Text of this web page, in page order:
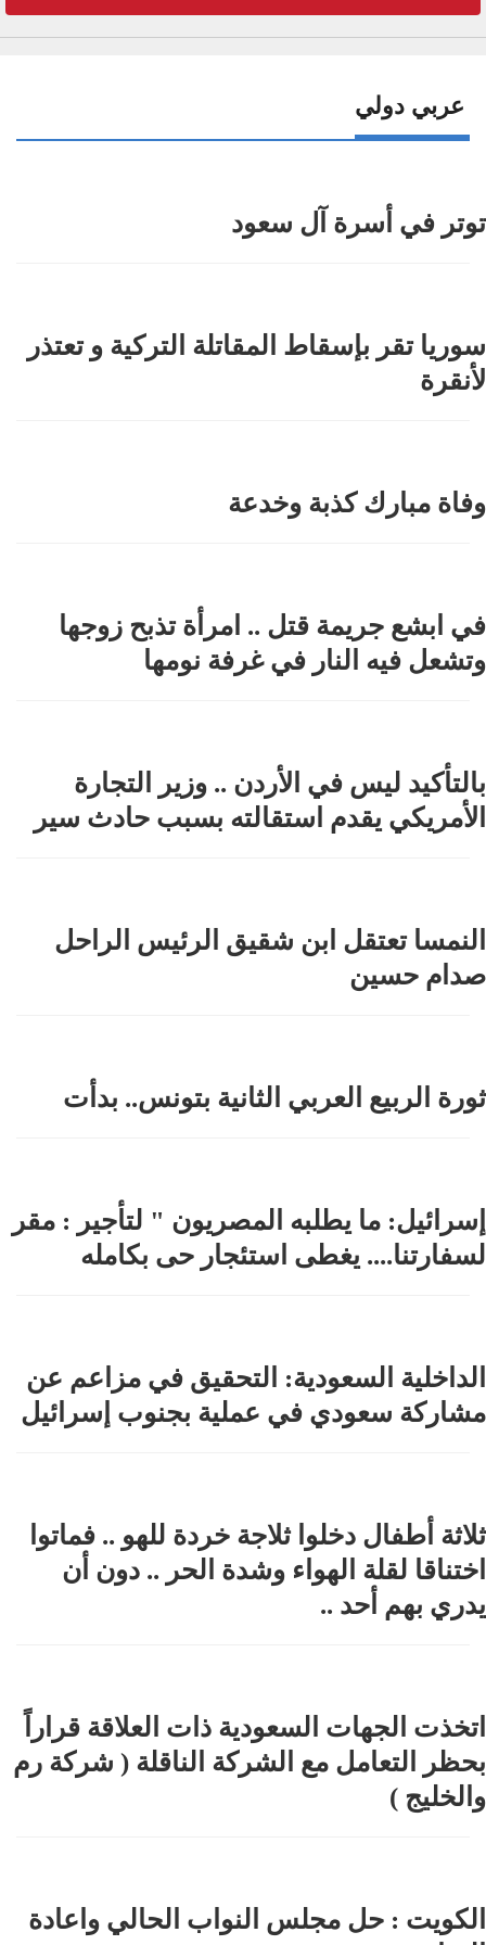
عربي دولي
توتر في أسرة آل سعود
سوريا تقر بإسقاط المقاتلة التركية و تعتذر
لأنقرة
وفاة مبارك كذبة وخدعة
في ابشع جريمة قتل .. امرأة تذبح زوجها
وتشعل فيه النار في غرفة نومها
بالتأكيد ليس في الأردن .. وزير التجارة
الأمريكي يقدم استقالته بسبب حادث سير
النمسا تعتقل ابن شقيق الرئيس الراحل
صدام حسين
ثورة الربيع العربي الثانية بتونس.. بدأت
إسرائيل: ما يطلبه المصريون " لتأجير : مقر
لسفارتنا.... يغطى استئجار حى بكامله
الداخلية السعودية: التحقيق في مزاعم عن
مشاركة سعودي في عملية بجنوب إسرائيل
ثلاثة أطفال دخلوا ثلاجة خردة للهو .. فماتوا
اختناقا لقلة الهواء وشدة الحر .. دون أن
يدري بهم أحد ..
اتخذت الجهات السعودية ذات العلاقة قراراً
بحظر التعامل مع الشركة الناقلة ( شركة رم
والخليج )
الكويت : حل مجلس النواب الحالي واعادة